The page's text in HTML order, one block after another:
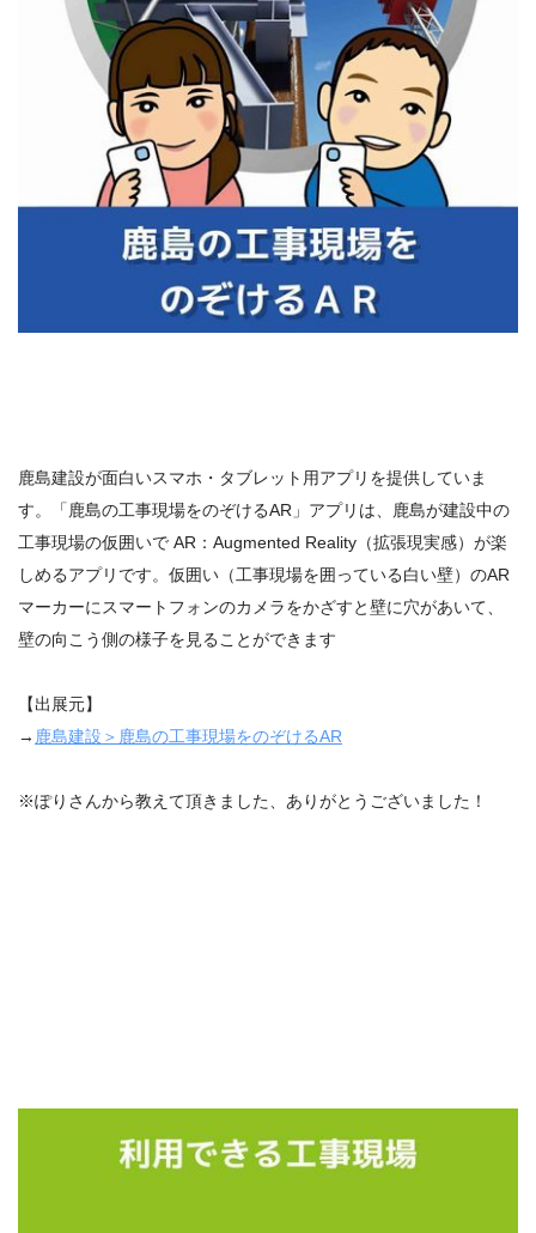
鹿島建設が面白いスマホ・タブレット用アプリを提供していま
す。「鹿島の工事現場をのぞけるAR」アプリは、鹿島が建設中の
工事現場の仮囲いで AR：Augmented Reality（拡張現実感）が楽
しめるアプリです。仮囲い（工事現場を囲っている白い壁）のAR
マーカーにスマートフォンのカメラをかざすと壁に穴があいて、
壁の向こう側の様子を見ることができます
【出展元】
→ 鹿島建設＞鹿島の工事現場をのぞけるAR
※ぽりさんから教えて頂きました、ありがとうございました！